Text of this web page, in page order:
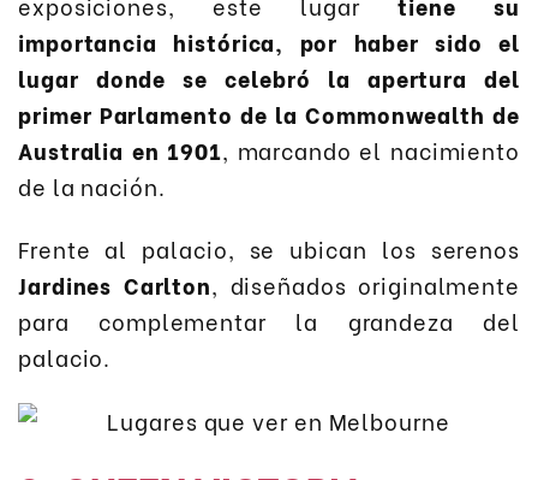
importancia histórica, por haber sido el
lugar donde se celebró la apertura del
primer Parlamento de la Commonwealth de
Australia en 1901, marcando el nacimiento
de la nación.
Frente al palacio, se ubican los serenos
Jardines Carlton, diseñados originalmente
para complementar la grandeza del
palacio.